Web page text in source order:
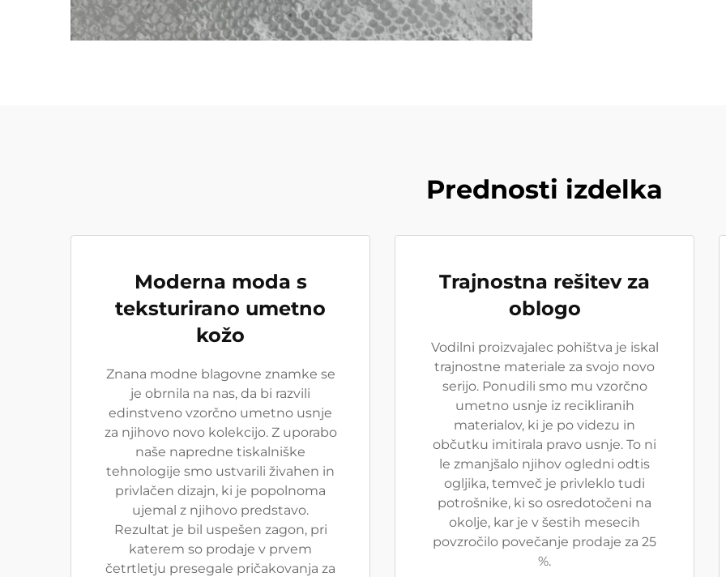
Prednosti izdelka
Moderna moda s
teksturirano umetno
kožo
Znana modne blagovne znamke se
je obrnila na nas, da bi razvili
edinstveno vzorčno umetno usnje
za njihovo novo kolekcijo. Z uporabo
naše napredne tiskalniške
tehnologije smo ustvarili živahen in
privlačen dizajn, ki je popolnoma
ujemal z njihovo predstavo.
Rezultat je bil uspešen zagon, pri
katerem so prodaje v prvem
četrtletju presegale pričakovanja za
Trajnostna rešitev za
oblogo
Vodilni proizvajalec pohištva je iskal
trajnostne materiale za svojo novo
serijo. Ponudili smo mu vzorčno
umetno usnje iz recikliranih
materialov, ki je po videzu in
občutku imitirala pravo usnje. To ni
le zmanjšalo njihov ogledni odtis
ogljika, temveč je privleklo tudi
potrošnike, ki so osredotočeni na
okolje, kar je v šestih mesecih
povzročilo povečanje prodaje za 25
%.